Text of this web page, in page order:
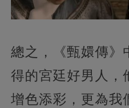
總之，《甄嬛傳》
得的宮廷好男人，
增色添彩，更為我